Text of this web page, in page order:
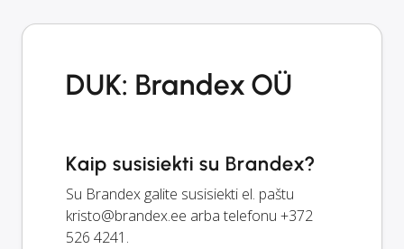
DUK: Brandex OÜ
Kaip susisiekti su Brandex?
Su Brandex galite susisiekti el. paštu
kristo@brandex.ee arba telefonu +372
526 4241.